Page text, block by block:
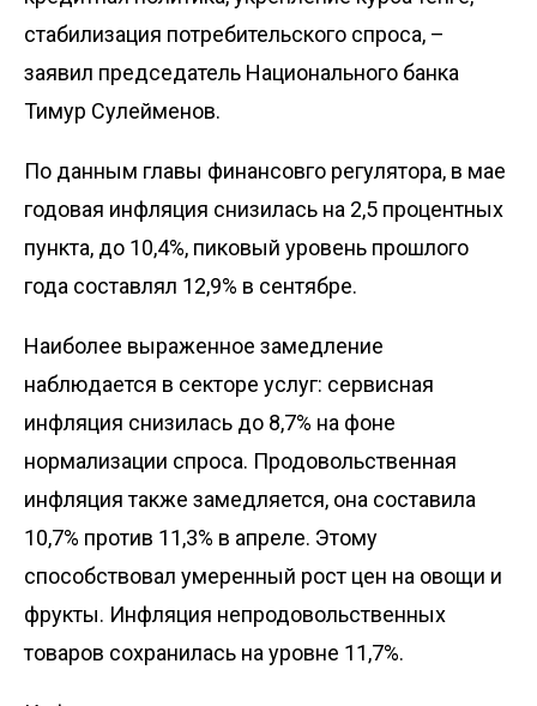
стабилизация потребительского спроса, –
заявил председатель Национального банка
Тимур Сулейменов.
По данным главы финансовго регулятора, в мае
годовая инфляция снизилась на 2,5 процентных
пункта, до 10,4%, пиковый уровень прошлого
года составлял 12,9% в сентябре.
Наиболее выраженное замедление
наблюдается в секторе услуг: сервисная
инфляция снизилась до 8,7% на фоне
нормализации спроса. Продовольственная
инфляция также замедляется, она составила
10,7% против 11,3% в апреле. Этому
способствовал умеренный рост цен на овощи и
фрукты. Инфляция непродовольственных
товаров сохранилась на уровне 11,7%.